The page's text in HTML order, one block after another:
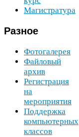
Магистратура
Разное
Фотогалерея
Файловый
архив
Регистрация
на
мероприятия
Поддержка
компьютерных
классов